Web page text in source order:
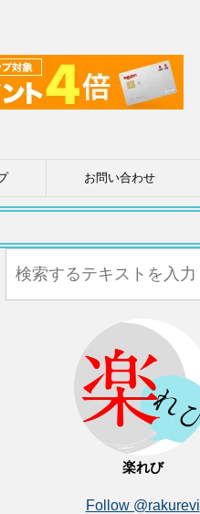
お問い合わせ
楽れび
Follow @rakurevi